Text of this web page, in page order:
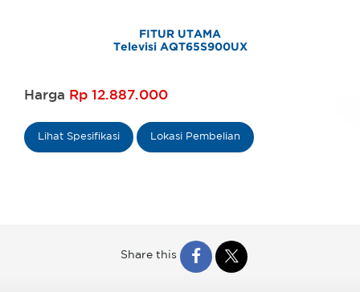
FITUR UTAMA
Televisi AQT65S900UX
Harga Rp 12.887.000
Lihat Spesifikasi Lokasi Pembelian
Share this